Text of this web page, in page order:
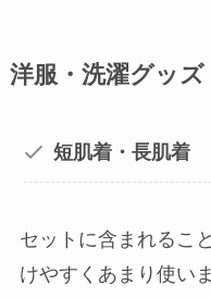
洋服・洗濯グッズ
短肌着・長肌着
セットに含まれるこ
けやすくあまり使い